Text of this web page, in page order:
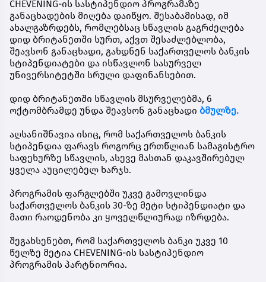
CHEVENING-ის სასტიპენდიო პროგრამაზე
განაცხადების მიღება დაიწყო. შესაბამისად, იმ
ახალგაზრდებს, რომლებსაც სწავლის გაგრძელება
დიდ ბრიტანეთში სურთ, აქვთ შესაძლებლობა,
შეავსონ განაცხადი, გახდნენ საქართველოს ბანკის
სტიპენდიატები და ისწავლონ სასურველ
უნივერსიტეტში სრული დაფინანსებით.
დიდ ბრიტანეთში სწავლის მსურველებმა, 6
ოქტომბრამდე უნდა შეავსონ განაცხადი ბმულზე.
აღსანიშნავია ისიც, რომ საქართველოს ბანკის
სტიპენდია ფარავს როგორც ერთწლიან სამაგისტრო
საფეხურზე სწავლის, ასევე მასთან დაკავშირებულ
ყველა აუცილებელ ხარჯს.
პროგრამის ფარგლებში უკვე გამოვლინდა
საქართველოს ბანკის 30-ზე მეტი სტიპენდიატი და
მათი რაოდენობა კი ყოველწლიურად იზრდება.
შეგახსენებთ, რომ საქართველოს ბანკი უკვე 10
წელზე მეტია CHEVENING-ის სასტიპენდიო
პროგრამის პარტნიორია.